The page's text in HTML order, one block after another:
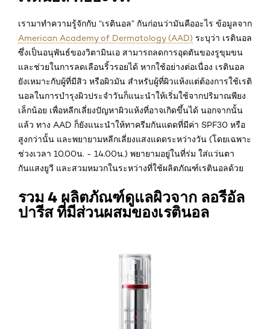
เรามาทำความรู้จักกับ “เรตินอล” กันก่อนว่ามันคืออะไร ข้อมูลจาก
American Academy of Dermatology (AAD) ระบุว่า เรตินอล
ซึ่งเป็นอนุพันธ์ของวิตามินเอ สามารถลดการอุดตันของรูขุมขน
และช่วยในการลดเลือนริ้วรอยได้ หากใช้อย่างต่อเนื่อง เรตินอล
ยังเหมาะกับผู้ที่มีสิว หรือผิวมัน สำหรับผู้ที่ผิวแห้งแต่ต้องการใช้เรติ
นอลในการบำรุงผิวประจำวันก็แนะนำให้เริ่มใช้จากปริมาณพียง
เล็กน้อย เพื่อหลีกเลี่ยงปัญหาผิวแห้งที่อาจเกิดขึ้นได้ นอกจากนั้น
แล้ว ทาง AAD ก็ยังแนะนำให้ทาครีมกันแดดที่มีค่า SPF30 หรือ
สูงกว่านั้น และพยายามหลีกเลี่ยงแสงแดดระหว่างวัน (โดยเฉพาะ
ช่วงเวลา 10.00น. - 14.00น.) พยายามอยู่ในที่ร่ม ใส่แว่นตา
กันแสงยูวี และสวมหมวกในระหว่างที่ใช้ผลิตภัณฑ์เรตินอลด้วย
รวม 4 ผลิตภัณฑ์ดูแลผิวจาก ลอรีอัล
ปารีส ที่มีส่วนผสมของเรตินอล